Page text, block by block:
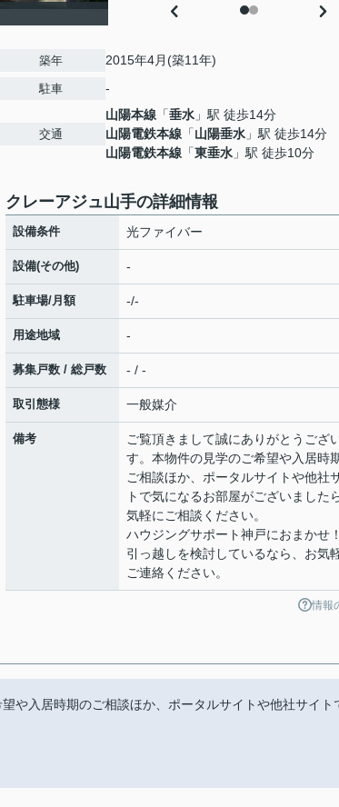
築年 2015年4月(築11年)
駐車 -
交通
山陽本線 「垂水 」駅 徒歩14分
山陽電鉄本線 「山陽垂水 」駅 徒歩14分
山陽電鉄本線 「東垂水 」駅 徒歩10分
クレーアジュ山手の詳細情報
設備条件 光ファイバー
設備(その他) -
駐車場/月額 -/-
用途地域 -
募集戸数 / 総戸数 - / -
取引態様 一般媒介
備考
ご覧頂きまして誠にありがとうござ
す。本物件の見学のご希望や入居時
ご相談ほか、ポータルサイトや他社
トで気になるお部屋がございました
気軽にご相談ください。
ハウジングサポート神戸におまかせ！
引っ越しを検討しているなら、お気
ご連絡ください。
情報
や入居時期のご相談ほか、ポータルサイトや他社サイト